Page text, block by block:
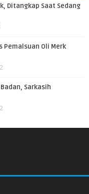
Ditangkap Saat Sedang
Pemalsuan Oli Merk
Sarkasih